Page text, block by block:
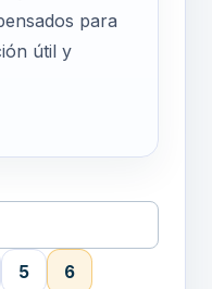
para
útil y
5 6